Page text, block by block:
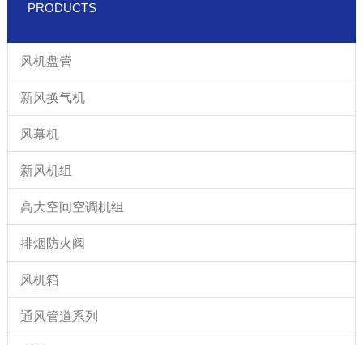
PRODUCTS
风机盘管
新风换气机
风幕机
新风机组
高大空间空调机组
排烟防火阀
风机箱
通风管道系列